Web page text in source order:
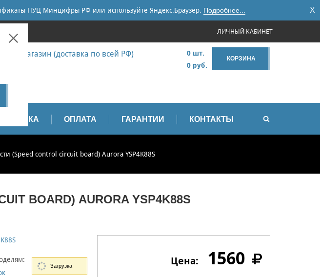
НУЦ Минцифры РФ или используйте Яндекс.Браузер. Подробнее... X
ЛИЧНЫЙ КАБИНЕТ
магазин (доставка по всей РФ)
КОРЗИНА
0 шт.
0 руб.
ОПЛАТА ГАРАНТИИ КОНТАКТЫ
(Speed control circuit board) Aurora YSP4K88S
BOARD) AURORA YSP4K88S
1560
Загрузка